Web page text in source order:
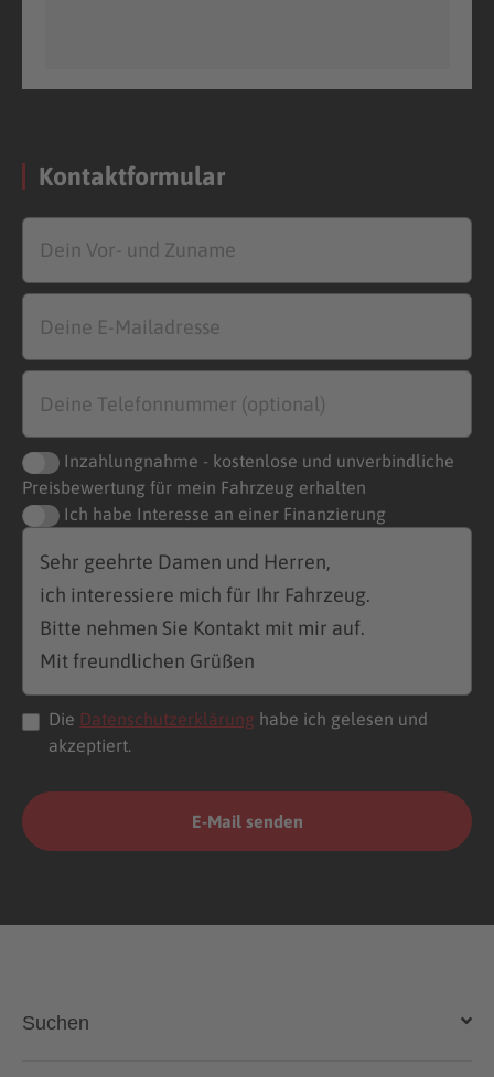
Kontaktformular
Inzahlungnahme - kostenlose und unverbindliche
Preisbewertung für mein Fahrzeug erhalten
Ich habe Interesse an einer Finanzierung
Die Datenschutzerklärung habe ich gelesen und
akzeptiert.
Suchen